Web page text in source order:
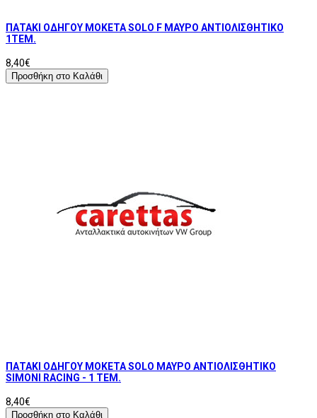
ΠΑΤΑΚΙ ΟΔΗΓΟΥ ΜΟΚΕΤΑ SOLO F ΜΑΥΡΟ ΑΝΤΙΟΛΙΣΘΗΤΙΚΟ
1ΤΕΜ.
8,40€
Προσθήκη στο Καλάθι
ΠΑΤΑΚΙ ΟΔΗΓΟΥ ΜΟΚΕΤΑ SOLO ΜΑΥΡΟ ΑΝΤΙΟΛΙΣΘΗΤΙΚΟ
SIMONI RACING - 1 ΤΕΜ.
8,40€
Προσθήκη στο Καλάθι